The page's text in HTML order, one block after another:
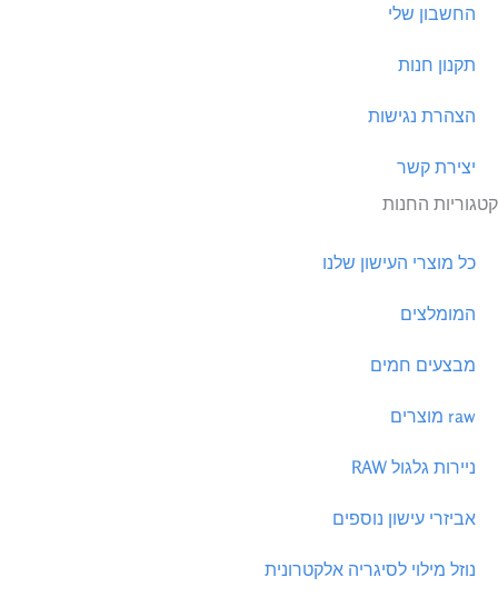
החשבון שלי
תקנון חנות
הצהרת נגישות
יצירת קשר
קטגוריות החנות
כל מוצרי העישון שלנו
המומלצים
מבצעים חמים
raw מוצרים
ניירות גלגול RAW
אביזרי עישון נוספים
נוזל מילוי לסיגריה אלקטרונית